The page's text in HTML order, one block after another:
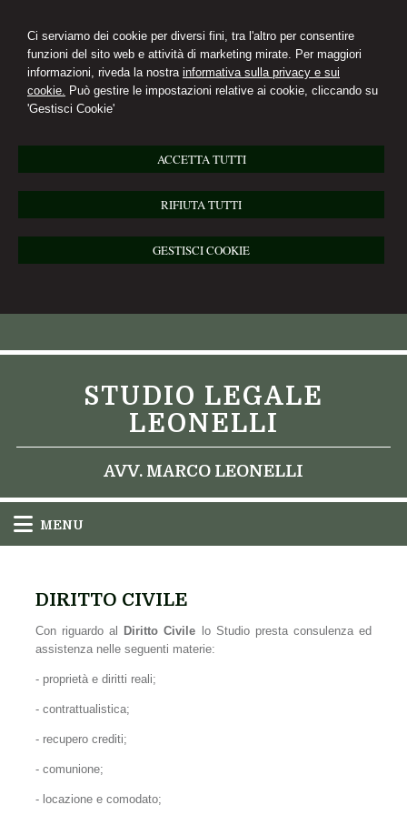
Ci serviamo dei cookie per diversi fini, tra l'altro per consentire
funzioni del sito web e attività di marketing mirate. Per maggiori
informazioni, riveda la nostra informativa sulla privacy e sui
cookie. Può gestire le impostazioni relative ai cookie, cliccando su
'Gestisci Cookie'
ACCETTA TUTTI
RIFIUTA TUTTI
GESTISCI COOKIE
STUDIO LEGALE
LEONELLI
AVV. MARCO LEONELLI
MENU
DIRITTO CIVILE
Con riguardo al Diritto Civile lo Studio presta consulenza ed
assistenza nelle seguenti materie:
- proprietà e diritti reali;
- contrattualistica;
- recupero crediti;
- comunione;
- locazione e comodato;